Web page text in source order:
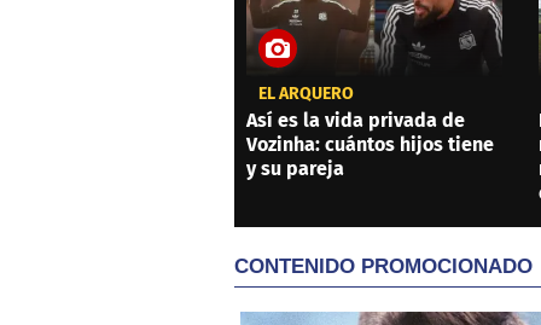
EL ARQUERO
Así es la vida privada de
Vozinha: cuántos hijos tiene
y su pareja